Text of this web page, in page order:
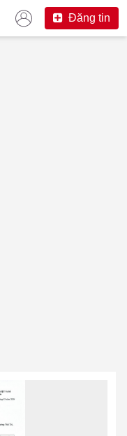
Đăng tin